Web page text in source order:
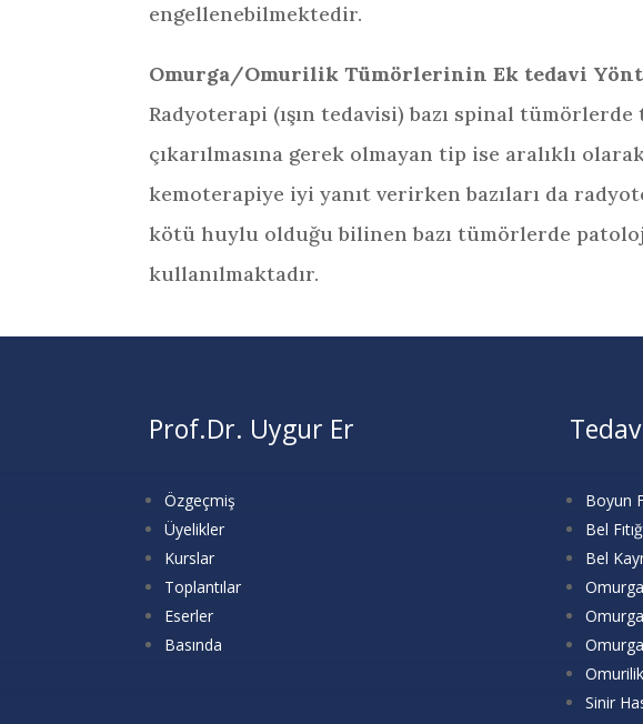
engellenebilmektedir.
Omurga/Omurilik Tümörlerinin Ek tedavi
Radyoterapi (ışın tedavisi) bazı spinal
çıkarılmasına gerek olmayan tip ise aralıklı
kemoterapiye iyi yanıt verirken bazıları da
kötü huylu olduğu bilinen bazı tümörlerde
kullanılmaktadır.
Prof.Dr. Uygur Er
Özgeçmiş
Üyelikler
Kurslar
Toplantılar
Eserler
Basında
Boyun
Bel
Bel
Omurga
Sinir